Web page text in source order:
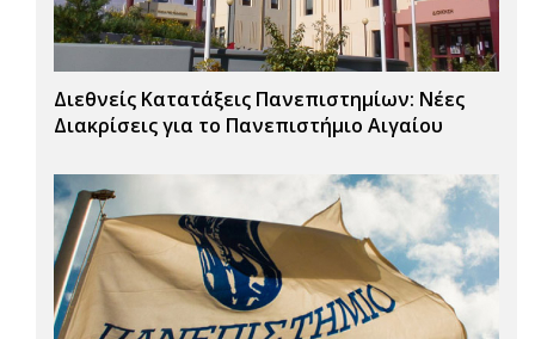
Διεθνείς Κατατάξεις Πανεπιστημίων: Νέες
Διακρίσεις για το Πανεπιστήμιο Αιγαίου